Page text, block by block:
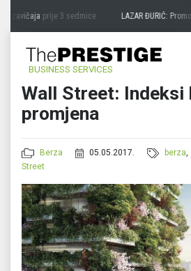
zavičajaprije 3 sedmice LAZAR ĐURIĆ:
BUSINESS SERVICES
Wall Street: Indeksi
promjena
Berza 05.05.2017. berza,
Street